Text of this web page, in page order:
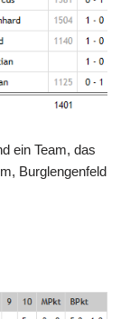
ein Team, das
Burglengenfeld